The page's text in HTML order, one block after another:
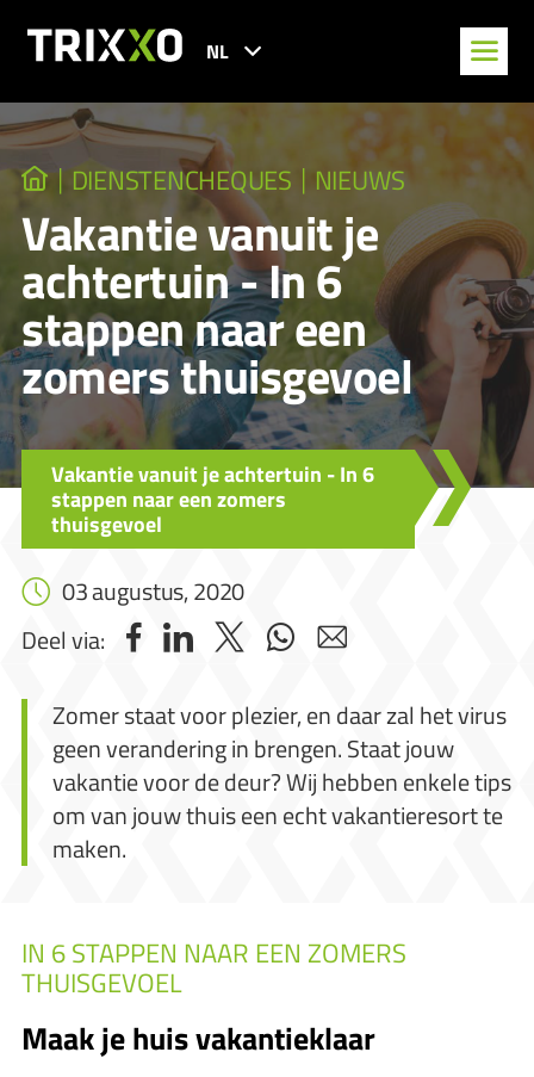
NL
DIENSTENCHEQUES NIEUWS
Vakantie vanuit je
achtertuin - In 6
stappen naar een
zomers thuisgevoel
Vakantie vanuit je achtertuin - In 6
stappen naar een zomers
thuisgevoel
03 augustus, 2020
Deel via:
Zomer staat voor plezier, en daar zal het virus
geen verandering in brengen. Staat jouw
vakantie voor de deur? Wij hebben enkele tips
om van jouw thuis een echt vakantieresort te
maken.
IN 6 STAPPEN NAAR EEN ZOMERS
THUISGEVOEL
Maak je huis vakantieklaar